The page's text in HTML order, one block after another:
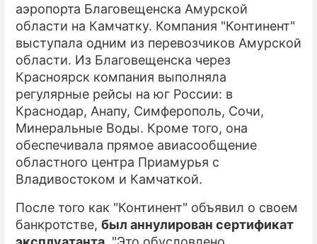
аэропорта Благовещенска Амурской
области на Камчатку. Компания "Континент"
выступала одним из перевозчиков Амурской
области. Из Благовещенска через
Красноярск компания выполняла
регулярные рейсы на юг России: в
Краснодар, Анапу, Симферополь, Сочи,
Минеральные Воды. Кроме того, она
обеспечивала прямое авиасообщение
областного центра Приамурья с
Владивостоком и Камчаткой.
После того как "Континент" объявил о своем
банкротстве, был аннулирован сертификат